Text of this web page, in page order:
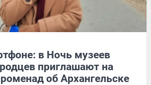
в Ночь музеев
приглашают на
об Архангельске